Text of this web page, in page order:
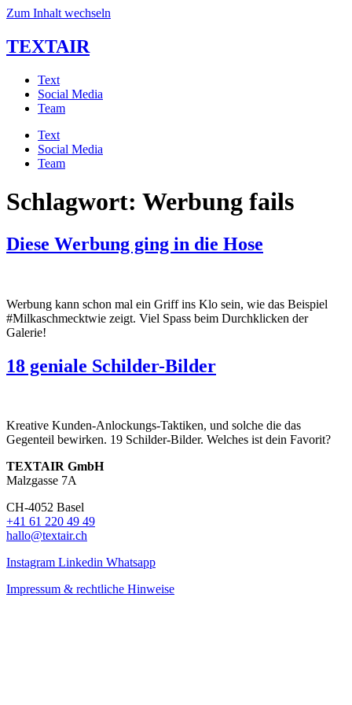
Zum Inhalt wechseln
TEXTAIR
Text
Social Media
Team
Text
Social Media
Team
Schlagwort: Werbung fails
Diese Werbung ging in die Hose
Werbung kann schon mal ein Griff ins Klo sein, wie das Beispiel
#Milkaschmecktwie zeigt. Viel Spass beim Durchklicken der
Galerie!
18 geniale Schilder-Bilder
Kreative Kunden-Anlockungs-Taktiken, und solche die das
Gegenteil bewirken. 19 Schilder-Bilder. Welches ist dein Favorit?
TEXTAIR GmbH
Malzgasse 7A
CH-4052 Basel
+41 61 220 49 49
hallo@textair.ch
Instagram Linkedin Whatsapp
Impressum & rechtliche Hinweise